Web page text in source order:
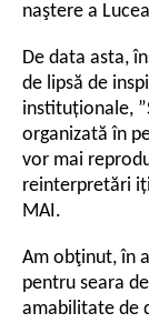
naştere a
De data asta,
de lipsă de
instituționale,
organizată în
vor mai
reinterpretări
MAI.
Am obţinut, în
pentru seara
amabilitate de